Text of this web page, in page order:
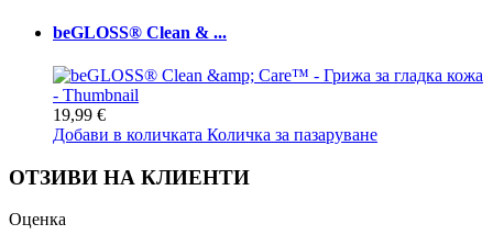
beGLOSS® Clean & ...
19,99 €
Добави в количката Количка за пазаруване
ОТЗИВИ НА КЛИЕНТИ
Оценка